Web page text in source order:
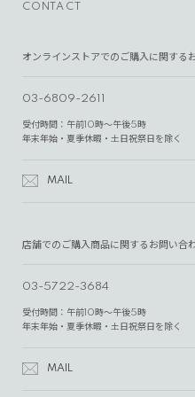
CONTACT
オンラインストアでのご購入に関する
03-6809-2611
受付時間：午前10時～午後5時
年末年始・夏季休暇・土日祝祭日を除く
MAIL
店舗でのご購入商品に関するお問い合
03-5722-3684
受付時間：午前10時～午後5時
年末年始・夏季休暇・土日祝祭日を除く
MAIL